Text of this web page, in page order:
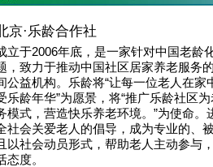
京·乐龄合作社
立于2006年底，是一家针对中国老龄
，致力于推动中国社区居家养老服务
公益机构。乐龄将“让每一位老人在家
乐龄年华”为愿景，将“推广乐龄社区
模式，营造快乐养老环境。”为使命。
社会关爱老人的倡导，成为专业的、
以社会动员形式，帮助老人主动参与
度。